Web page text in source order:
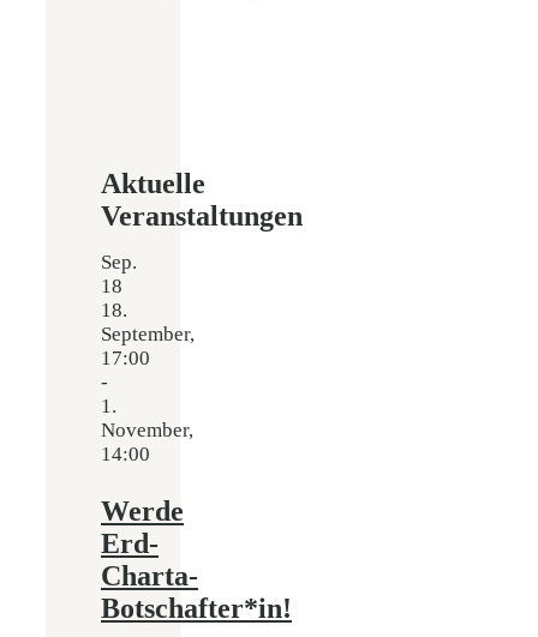
Aktuelle
Veranstaltungen
Sep.
18
18.
September,
17:00
-
1.
November,
14:00
Werde
Erd-
Charta-
Botschafter*in!